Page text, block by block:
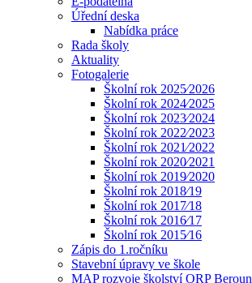
Úřední deska
Nabídka práce
Rada školy
Aktuality
Fotogalerie
Školní rok 2025⁄2026
Školní rok 2024⁄2025
Školní rok 2023⁄2024
Školní rok 2022⁄2023
Školní rok 2021⁄2022
Školní rok 2020⁄2021
Školní rok 2019⁄2020
Školní rok 2018⁄19
Školní rok 2017⁄18
Školní rok 2016⁄17
Školní rok 2015⁄16
Zápis do 1.ročníku
Stavební úpravy ve škole
MAP rozvoje školství ORP Beroun